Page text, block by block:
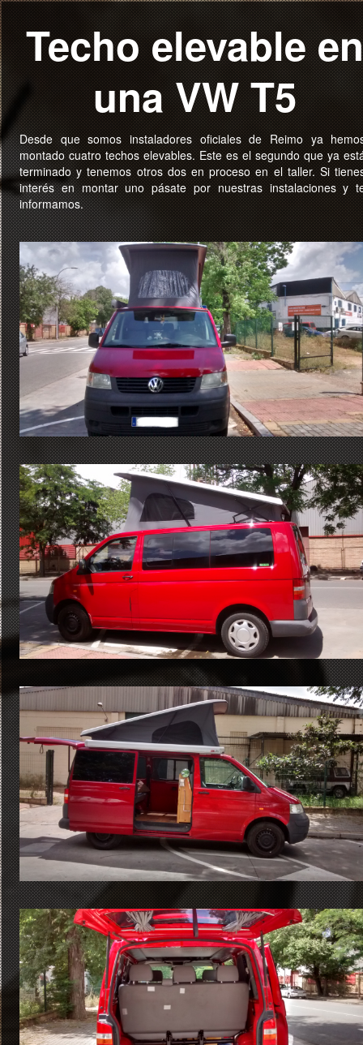
Techo elevable en
una VW T5
Desde que somos instaladores oficiales de Reimo ya
montado cuatro techos elevables. Este es el segundo que ya
terminado y tenemos otros dos en proceso en el taller. Si
interés en montar uno pásate por nuestras instalaciones y
informamos.